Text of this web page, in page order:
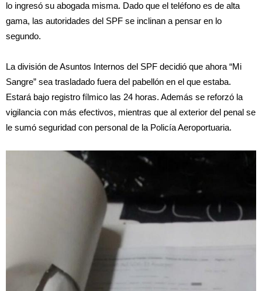
lo ingresó su abogada misma. Dado que el teléfono es de alta
gama, las autoridades del SPF se inclinan a pensar en lo
segundo.
La división de Asuntos Internos del SPF decidió que ahora “Mi
Sangre” sea trasladado fuera del pabellón en el que estaba.
Estará bajo registro fílmico las 24 horas. Además se reforzó la
vigilancia con más efectivos, mientras que al exterior del penal se
le sumó seguridad con personal de la Policía Aeroportuaria.